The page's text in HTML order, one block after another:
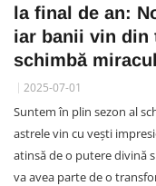
la final de an:
iar banii vin din
schimbă
2025-07-01
Suntem în plin sezon al
astrele vin cu vești
atinsă de o putere divină
va avea parte de o